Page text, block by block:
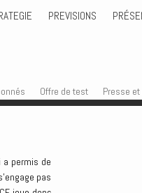
PREVISIONS
Offre de test Presse
a permis de
pas